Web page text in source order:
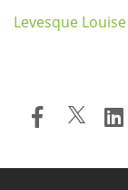
Levesque Louise